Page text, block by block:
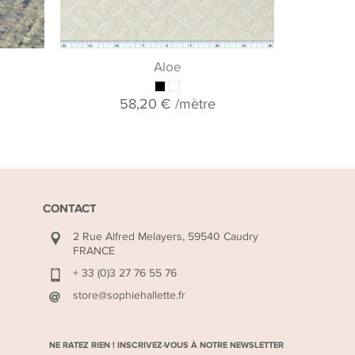
Aloe
58,20 € /mètre
CONTACT
2 Rue Alfred Melayers, 59540 Caudry
FRANCE
+ 33 (0)3 27 76 55 76
store@sophiehallette.fr
NE RATEZ RIEN ! INSCRIVEZ-VOUS À NOTRE NEWSLETTER